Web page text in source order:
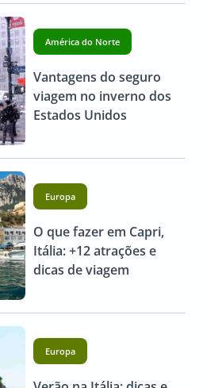
América do Norte
Vantagens do seguro
viagem no inverno dos
Estados Unidos
Europa
O que fazer em Capri,
Itália: +12 atrações e
dicas de viagem
Europa